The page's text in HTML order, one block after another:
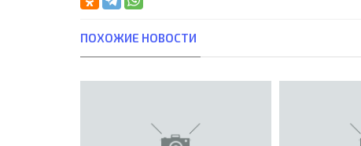
ПОХОЖИЕ НОВОСТИ